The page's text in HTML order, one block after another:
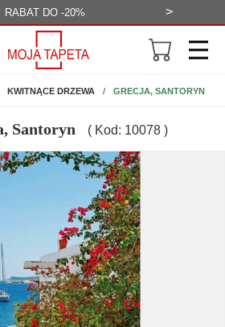
WIZUALIZACJA >
KWITNĄCE DRZEWA GRECJA, SANTORYN
Santoryn ( Kod: 10078 )